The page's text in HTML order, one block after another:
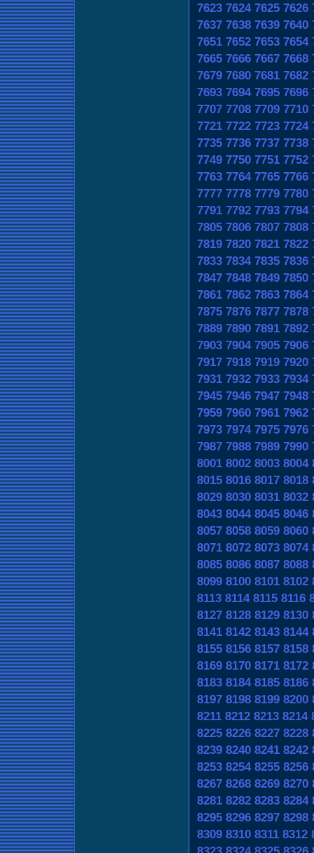
7623 7624 7625 7626
7637 7638 7639 7640
7651 7652 7653 7654
7665 7666 7667 7668
7679 7680 7681 7682
7693 7694 7695 7696
7707 7708 7709 7710
7721 7722 7723 7724
7735 7736 7737 7738
7749 7750 7751 7752
7763 7764 7765 7766
7777 7778 7779 7780
7791 7792 7793 7794
7805 7806 7807 7808
7819 7820 7821 7822
7833 7834 7835 7836
7847 7848 7849 7850
7861 7862 7863 7864
7875 7876 7877 7878
7889 7890 7891 7892
7903 7904 7905 7906
7917 7918 7919 7920
7931 7932 7933 7934
7945 7946 7947 7948
7959 7960 7961 7962
7973 7974 7975 7976
7987 7988 7989 7990
8001 8002 8003 8004
8015 8016 8017 8018
8029 8030 8031 8032
8043 8044 8045 8046
8057 8058 8059 8060
8071 8072 8073 8074
8085 8086 8087 8088
8099 8100 8101 8102
8113 8114 8115 8116
8127 8128 8129 8130
8141 8142 8143 8144
8155 8156 8157 8158
8169 8170 8171 8172
8183 8184 8185 8186
8197 8198 8199 8200
8211 8212 8213 8214
8225 8226 8227 8228
8239 8240 8241 8242
8253 8254 8255 8256
8267 8268 8269 8270
8281 8282 8283 8284
8295 8296 8297 8298
8309 8310 8311 8312